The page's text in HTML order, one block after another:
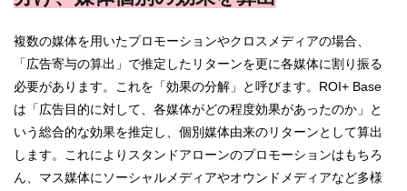
複数の媒体を用いたプロモーションやクロスメディアの場合、
「広告寄与の算出」で推定したリターンを更に各媒体に割り振る
必要があります。これを「効果の分解」と呼びます。ROI+ Base
は「広告目的に対して、各媒体がどの程度効果があったのか」と
いう総合的な効果を推定し、個別媒体由来のリターンとして算出
します。これによりスタンドアローンのプロモーションはもちろ
ん、マス媒体にソーシャルメディアやオウンドメディアなど多様